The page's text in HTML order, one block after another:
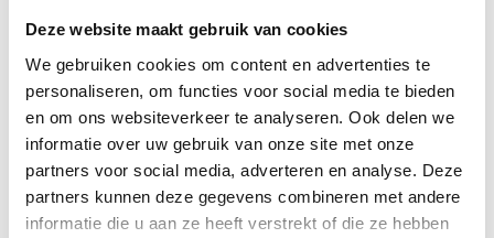
Deze website maakt gebruik van cookies
We gebruiken cookies om content en advertenties te
personaliseren, om functies voor social media te bieden
en om ons websiteverkeer te analyseren. Ook delen we
informatie over uw gebruik van onze site met onze
partners voor social media, adverteren en analyse. Deze
partners kunnen deze gegevens combineren met andere
informatie die u aan ze heeft verstrekt of die ze hebben
INFORMATIE
Deze gebruikte Prijon SkegYak Prilite heeft lichte
gebruikssporen. De SkegYak heeft een lengte van 509
centimeter en een breedte van 56 centimeter.